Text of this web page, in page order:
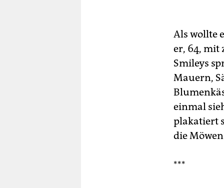
Als wollte
er, 64, mit
Smileys
Mauern,
einmal
plakatiert
die
***